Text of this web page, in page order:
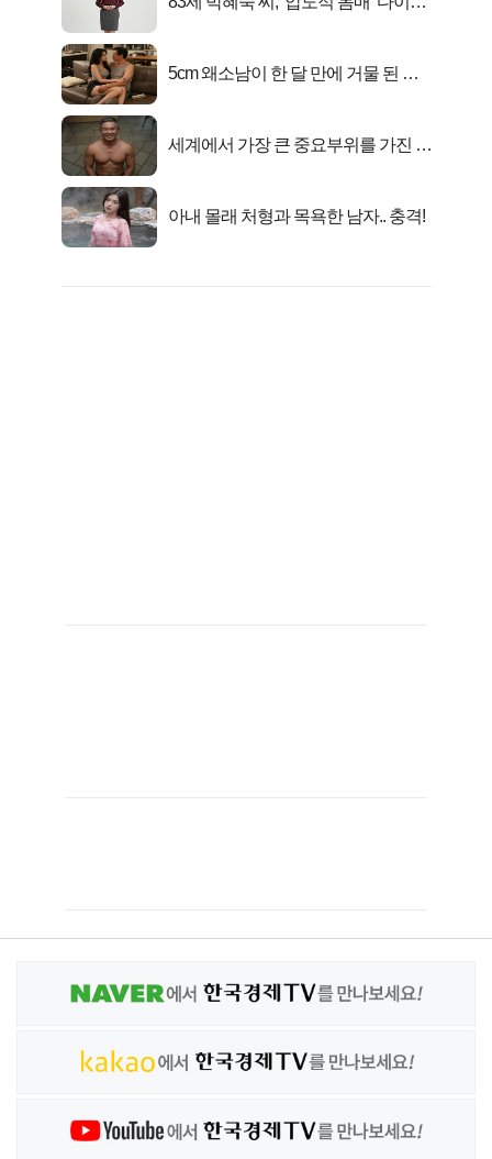
5cm 왜소남이 한 달 만에 거물 된 사
세계에서 가장 큰 중요부위를 가진 남
아내 몰래 처형과 목욕한 남자.. 충격!